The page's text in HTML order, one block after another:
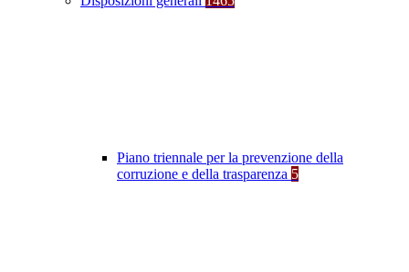
Piano triennale per la prevenzione della
corruzione e della trasparenza 5